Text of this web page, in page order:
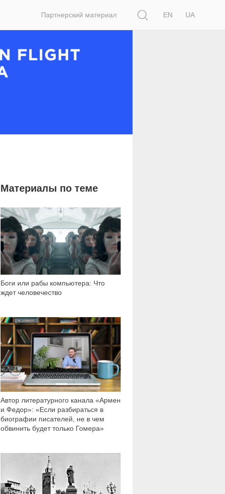
Партнерский материал
EN
UA
Материалы по теме
Боги или рабы компьютера: Что
ждет человечество
Автор литературного канала «Армен
и Федор»: «Если разбираться в
биографии писателей, не в чем
обвинить будет только Гомера»
33 970